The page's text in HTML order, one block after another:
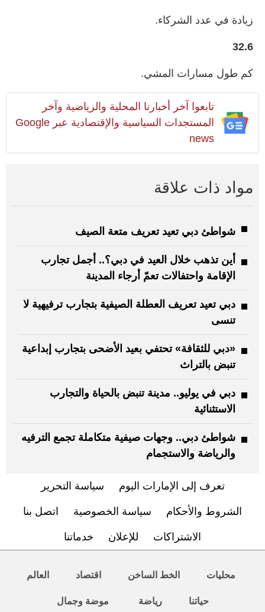
زيادة في عدد الشركاء.
32.6
كم طول مسارات المشي.
تابعوا آخر أخبارنا المحلية والرياضية وآخر
المستجدات السياسية والإقتصادية عبر Google
news
مواد ذات علاقة
شواطئ دبي تعيد تعريف متعة الصيف
أين تذهب خلال العيد في دبي؟.. أجمل تجارب
الإقامة واحتفالات تعمّ أرجاء المدينة
دبي تعيد تعريف العطلة الصيفية بتجارب ترفيهية لا
تنسى
«دبي للثقافة» تحتفي بعيد الأضحى بتجارب إبداعية
تنبض بالتراث
دبي في يوليو.. مدينة تنبض بالحياة والتجارب
الاستثنائية
شواطئ دبي.. وجهات صيفية متكاملة تجمع الترفيه
والرياضة والاستجمام
تعرف إلى الإمارات اليوم سياسة التحرير
الشروط والأحكام سياسة الخصوصية اتصل بنا
الاشتراكات للإعلان خدماتنا
محليات الخط الساخن اقتصاد العالم
حياتنا رياضة موضة وجمال